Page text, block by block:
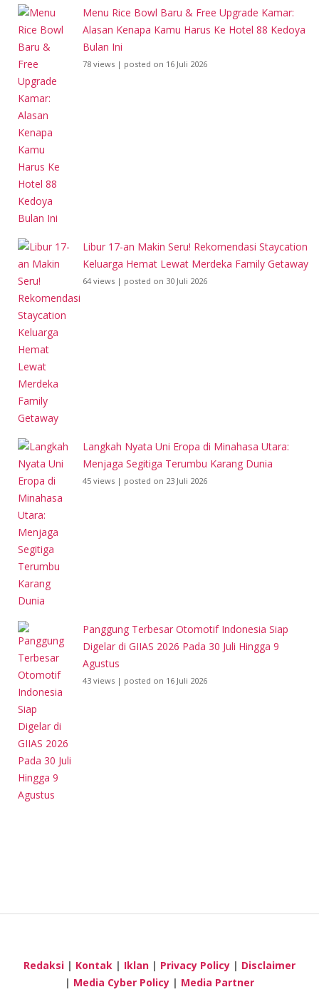
Menu Rice Bowl Baru & Free Upgrade Kamar:
Alasan Kenapa Kamu Harus Ke Hotel 88 Kedoya
Bulan Ini
78 views | posted on 16 Juli 2026
Libur 17-an Makin Seru! Rekomendasi Staycation
Keluarga Hemat Lewat Merdeka Family Getaway
64 views | posted on 30 Juli 2026
Langkah Nyata Uni Eropa di Minahasa Utara:
Menjaga Segitiga Terumbu Karang Dunia
45 views | posted on 23 Juli 2026
Panggung Terbesar Otomotif Indonesia Siap
Digelar di GIIAS 2026 Pada 30 Juli Hingga 9
Agustus
43 views | posted on 16 Juli 2026
Redaksi | Kontak | Iklan | Privacy Policy | Disclaimer
| Media Cyber Policy | Media Partner